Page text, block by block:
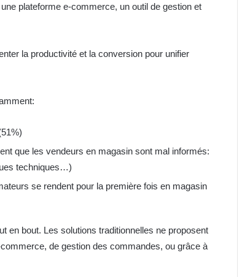
plateforme e-commerce, un outil de gestion et
la productivité et la conversion pour unifier
que les vendeurs en magasin sont mal informés:
techniques…)
se rendent pour la première fois en magasin
en bout. Les solutions traditionnelles ne proposent
commerce, de gestion des commandes, ou grâce à